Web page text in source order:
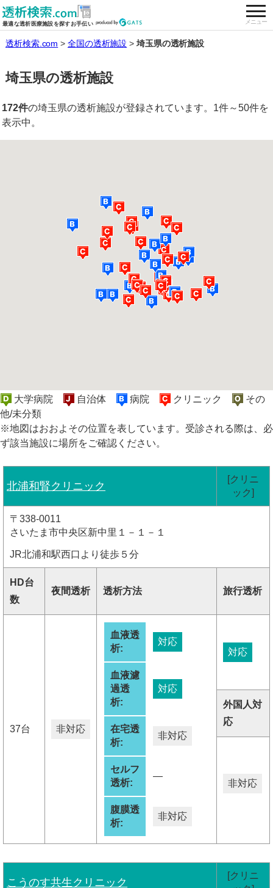
最適な透析医療施設を探すお手伝い メニュー
全国の透析施設を検索する
透析検索.com 全国の透析施設 埼玉県の透析施設
埼玉県の透析施設
172件の埼玉県の透析施設が登録されています。1件～50件を
表示中。
大学病院 自治体 病院 クリニック
その
他/未分類
※地図はおおよその位置を表しています。受診される際は、必
ず該当施設に場所をご確認ください。
北浦和腎クリニック
[クリニ
ック]
〒338-0011
さいたま市中央区新中里１－１－１
JR北浦和駅西口より徒歩５分
HD台
数
夜間透析 透析方法 旅行透析
37台 非対応
血液透
析:
対応
血液濾
過透
析:
対応
在宅透
析:
非対応
セルフ
透析:
―
腹膜透
析:
非対応
対応
外国人対
応
非対応
こうのす共生クリニック
[クリニ